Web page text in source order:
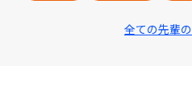
全ての先輩